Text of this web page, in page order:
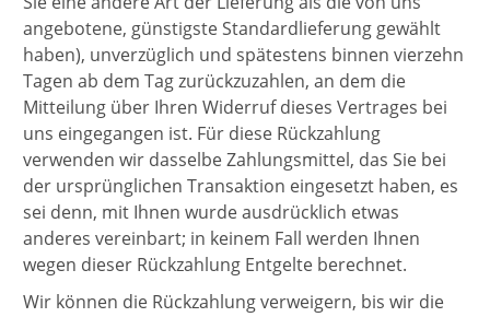
angebotene, günstigste Standardlieferung gewählt
haben), unverzüglich und spätestens binnen vierzehn
Tagen ab dem Tag zurückzuzahlen, an dem die
Mitteilung über Ihren Widerruf dieses Vertrages bei
uns eingegangen ist. Für diese Rückzahlung
verwenden wir dasselbe Zahlungsmittel, das Sie bei
der ursprünglichen Transaktion eingesetzt haben, es
sei denn, mit Ihnen wurde ausdrücklich etwas
anderes vereinbart; in keinem Fall werden Ihnen
wegen dieser Rückzahlung Entgelte berechnet.
Wir können die Rückzahlung verweigern, bis wir die